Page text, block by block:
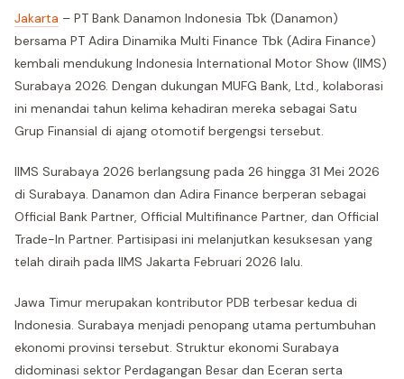
Jakarta – PT Bank Danamon Indonesia Tbk (Danamon)
bersama PT Adira Dinamika Multi Finance Tbk (Adira Finance)
kembali mendukung Indonesia International Motor Show (IIMS)
Surabaya 2026. Dengan dukungan MUFG Bank, Ltd., kolaborasi
ini menandai tahun kelima kehadiran mereka sebagai Satu
Grup Finansial di ajang otomotif bergengsi tersebut.
IIMS Surabaya 2026 berlangsung pada 26 hingga 31 Mei 2026
di Surabaya. Danamon dan Adira Finance berperan sebagai
Official Bank Partner, Official Multifinance Partner, dan Official
Trade-In Partner. Partisipasi ini melanjutkan kesuksesan yang
telah diraih pada IIMS Jakarta Februari 2026 lalu.
Jawa Timur merupakan kontributor PDB terbesar kedua di
Indonesia. Surabaya menjadi penopang utama pertumbuhan
ekonomi provinsi tersebut. Struktur ekonomi Surabaya
didominasi sektor Perdagangan Besar dan Eceran serta